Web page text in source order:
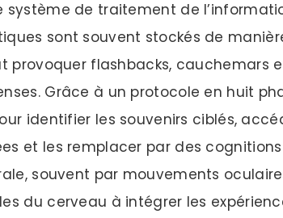
de traitement de
sont souvent stockés de
provoquer flashbacks, cauchemars
Grâce à un protocole en huit
identifier les souvenirs ciblés,
et les remplacer par des
souvent par mouvements
du cerveau à intégrer les